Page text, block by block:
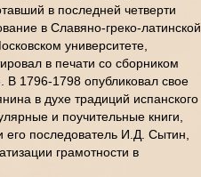
в последней четверти
в Славяно-греко-латинской
университете,
в печати со сборником
В 1796-1798 опубликовал свое
в духе традиций испанского
и поучительные книги,
его последователь И.Д. Сытин,
грамотности в